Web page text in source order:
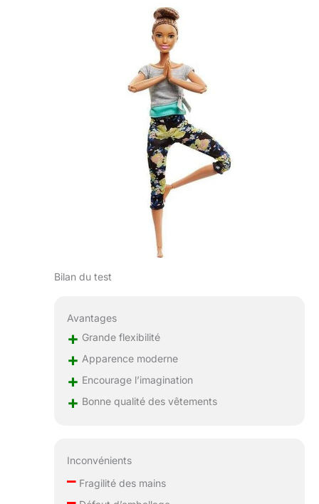
Bilan du test
Avantages
+ Grande flexibilité
+ Apparence moderne
+ Encourage l’imagination
+ Bonne qualité des vêtements
Inconvénients
–Fragilité des mains